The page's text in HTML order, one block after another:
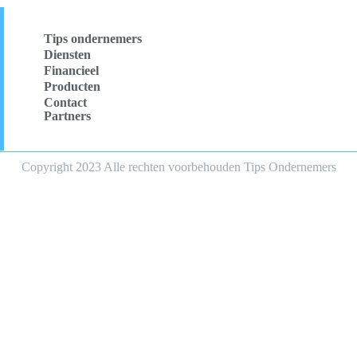
Tips ondernemers
Diensten
Financieel
Producten
Contact
Partners
Copyright 2023 Alle rechten voorbehouden Tips Ondernemers